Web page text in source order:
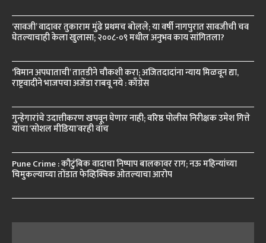
‘सावजी’ वादावर तुकाराम मुंढे प्रथमच बोलले; या वर्षी नागपुरात सावजीची चव
घेतल्याचाही केला खुलासा; २००८-०९ मधील अनुभव काय सांगितला?
‘विमान अपघाताची’ तातडीने चौकशी करा; अजितदादांना न्याय मिळवून द्या,
राष्ट्रवादीने भाजपचा अजेंडा राबवू नये : काँग्रेस
गुन्हेगारांचे उदात्तीकरण खपवून घेणार नाही; वरिष्ठ पोलीस निरीक्षक उमेश गित्ते
यांचा ‘सोशल मीडिया’वरही वॉच
Pune Crime : कौटुंबिक वादाचा निष्पाप बालकावर राग; नऊ महिन्यांच्या
चिमुकल्याच्या तोंडात फेव्हिक्विक ओतल्याचा आरोप